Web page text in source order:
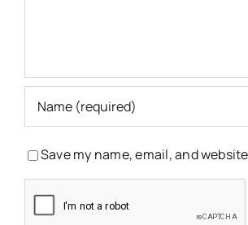
Save my name, email, and